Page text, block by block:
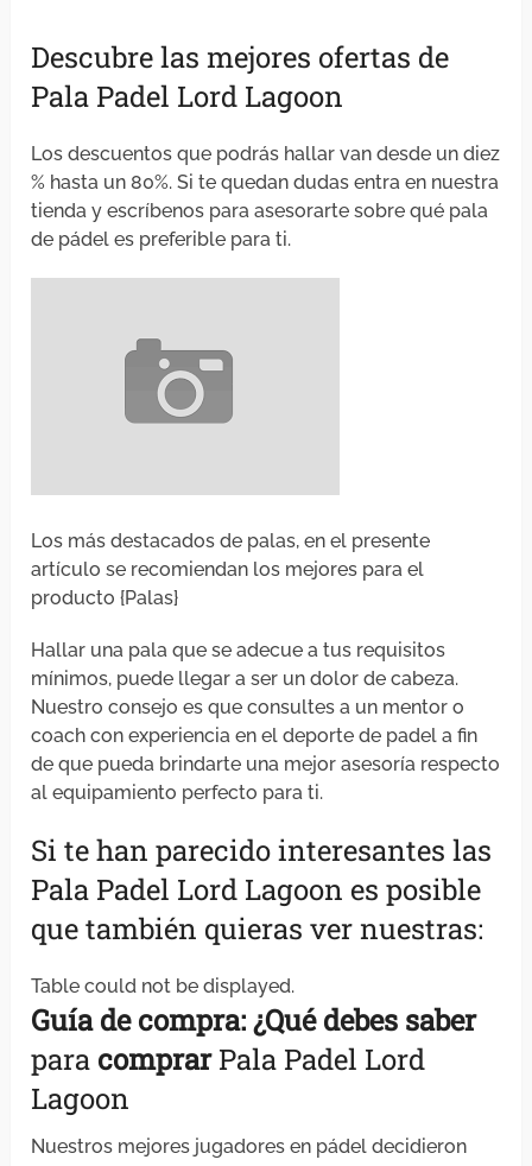
Descubre las mejores ofertas de
Pala Padel Lord Lagoon
Los descuentos que podrás hallar van desde un diez
% hasta un 80%. Si te quedan dudas entra en nuestra
tienda y escríbenos para asesorarte sobre qué pala
de pádel es preferible para ti.
Los más destacados de palas, en el presente
artículo se recomiendan los mejores para el
producto {Palas}
Hallar una pala que se adecue a tus requisitos
mínimos, puede llegar a ser un dolor de cabeza.
Nuestro consejo es que consultes a un mentor o
coach con experiencia en el deporte de padel a fin
de que pueda brindarte una mejor asesoría respecto
al equipamiento perfecto para ti.
Si te han parecido interesantes las
Pala Padel Lord Lagoon es posible
que también quieras ver nuestras:
Table could not be displayed.
Guía de compra: ¿Qué debes saber
para comprarPala Padel Lord
Lagoon
Nuestros mejores jugadores en pádel decidieron